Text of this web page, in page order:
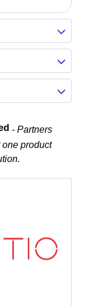
- Partners
product